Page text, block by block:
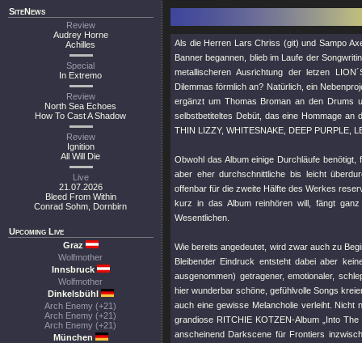
SiteNews
Review
Audrey Horne
Achilles
Special
In Extremo
Review
North Sea Echoes
How To Cast A Shadow
Review
Ignition
All Will Die
Live
21.07.2026
Bleed From Within
Conrad Sohm, Dornbirn
Upcoming Live
Graz
Wolfmother
Innsbruck
Wolfmother
Dinkelsbühl
Arch Enemy (+21)
Arch Enemy (+21)
Arch Enemy (+21)
München
Als die Herren Lars Chriss (git) und Sampo
Banner begannen, blieb im Laufe der
metallischeren Ausrichtung der letzen
Dilemmas förmlich an? Natürlich, ein
ergänzt um Thomas Broman an den Drums
selbstbetiteltes Debüt, das eine Hommage
THIN LIZZY, WHITESNAKE, DEEP PURPLE,
Obwohl das Album einige Durchläufe
aber eher durchschnittliche bis leicht
offenbar für die zweite Hälfte des Werkes
kurz in das Album reinhören will, fängt
Wesentlichen.
Wie bereits angedeutet, wird zwar auch zu
Bleibender Eindruck entsteht dabei aber
ausgenommen) getragener, emotionaler,
hier wunderbar schöne, gefühlvolle Songs
auch eine gewisse Melancholie verleiht.
grandiose RITCHIE KOTZEN-Album „Into
anscheinend Darkscene für Frontiers